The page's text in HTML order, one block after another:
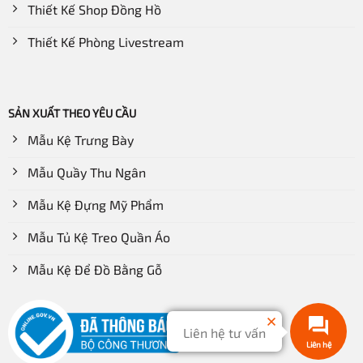
Bố trí hệ thống đèn chiếu sáng một cách thông minh giúp nâng
tầm giá trị các sản phẩm, tạo hiệu ứng mạnh cho khách hàng
Về lựa chọn loại đèn, đèn led âm trần, đèn ốp trần là phù
hợp nhất. Hạn chế sử dụng các loại đèn thả vì chúng sẽ
khiến khách hàng bị phân tâm hoặc đơn giản, chúng sẽ ấn
Thiết Kế Shop Đồng Hồ
Thiết Kế Phòng Livestream
SẢN XUẤT THEO YÊU CẦU
Mẫu Kệ Trưng Bày
Mẫu Quầy Thu Ngân
Mẫu Kệ Đựng Mỹ Phẩm
Mẫu Tủ Kệ Treo Quần Áo
Mẫu Kệ Để Đồ Bằng Gỗ
Liên hệ
Liên hệ tư vấn